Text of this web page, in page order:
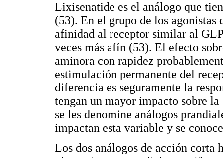
Lixisenatide es el análogo que
(53). En el grupo de los agonistas
afinidad al receptor similar al
veces más afín (53). El efecto
aminora con rapidez
estimulación permanente del
diferencia es seguramente la
tengan un mayor impacto sobre
se les denomine análogos
impactan esta variable y se
Los dos análogos de acción corta